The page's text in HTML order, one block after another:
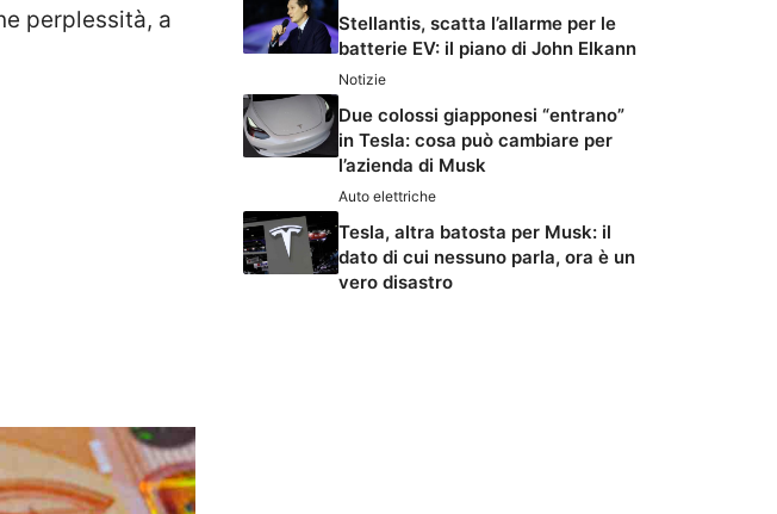
perplessità, a
Stellantis, scatta l’allarme per le
batterie EV: il piano di John Elkann
Notizie
Due colossi giapponesi “entrano”
in Tesla: cosa può cambiare per
l’azienda di Musk
Auto elettriche
Tesla, altra batosta per Musk: il
dato di cui nessuno parla, ora è un
vero disastro